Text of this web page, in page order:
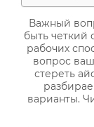
Важный
быть четкий
рабочих
вопрос
стереть
варианты.